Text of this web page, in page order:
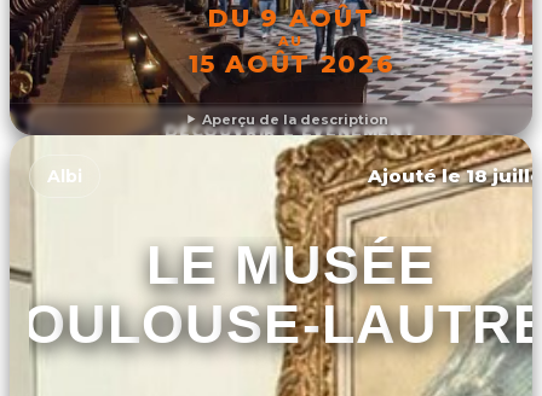
Aperçu de la description
DU 9 AOÛT
AU
15 AOÛT 2026
DÉCOUVRIR L'ÉVÉNEMENT
Albi Ajouté le 18
LE MUSÉE